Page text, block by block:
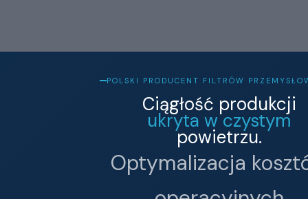
POLSKI PRODUCENT FILTRÓW
Ciągłość produkcji
ukryta w czystym
powietrzu.
Optymalizacja